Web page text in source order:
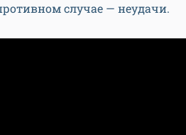
случае — неудачи.